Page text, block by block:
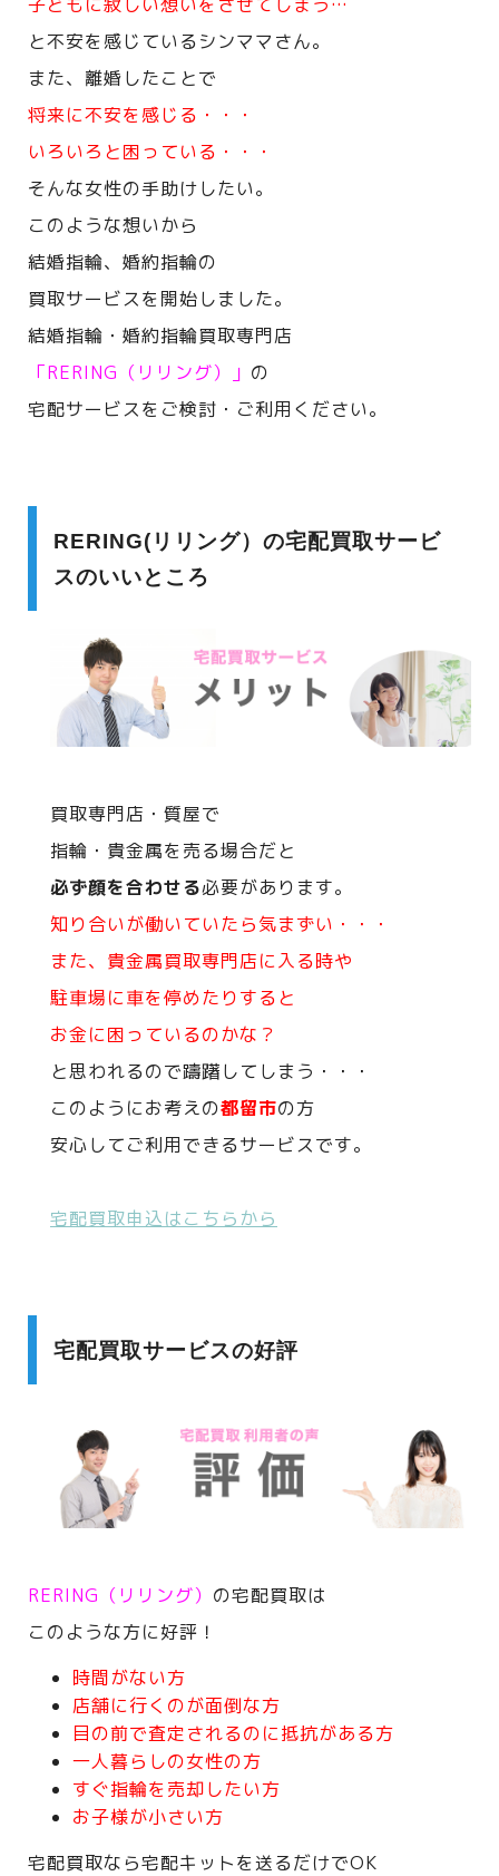
と不安を感じているシンママさん。
また、離婚したことで
将来に不安を感じる・・・
いろいろと困っている・・・
そんな女性の手助けしたい。
このような想いから
結婚指輪、婚約指輪の
買取サービスを開始しました。
結婚指輪・婚約指輪買取専門店
「RERING（リリング）」 の
宅配サービスをご検討・ご利用ください。
RERING(リリング）の宅配買取サービ
スのいいところ
買取専門店・質屋で
指輪・貴金属を売る場合だと
必ず顔を合わせる必要があります。
知り合いが働いていたら気まずい・・・
また、貴金属買取専門店に入る時や
駐車場に車を停めたりすると
お金に困っているのかな？
と思われるので躊躇してしまう・・・
このようにお考えの都留市の方
安心してご利用できるサービスです。
宅配買取申込はこちらから
宅配買取サービスの好評
RERING（リリング） の宅配買取は
このような方に好評！
時間がない方
店舗に行くのが面倒な方
目の前で査定されるのに抵抗がある方
一人暮らしの女性の方
すぐ指輪を売却したい方
お子様が小さい方
宅配買取なら宅配キットを送るだけでOK